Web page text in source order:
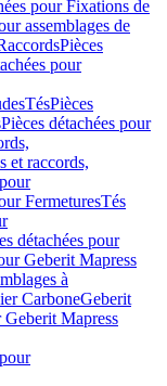
pour Fixations de
assemblages de
Pièces
pour
TésPièces
Pièces détachées pour
et raccords,
FermeturesTés
détachées pour
Geberit Mapress
à
CarboneGeberit
Geberit Mapress